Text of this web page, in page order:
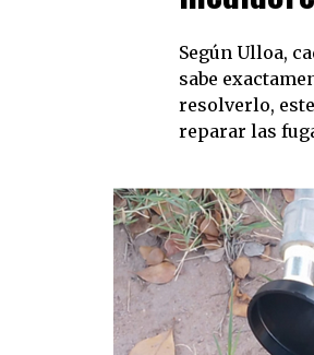
Según Ulloa,
sabe
resolverlo,
reparar las